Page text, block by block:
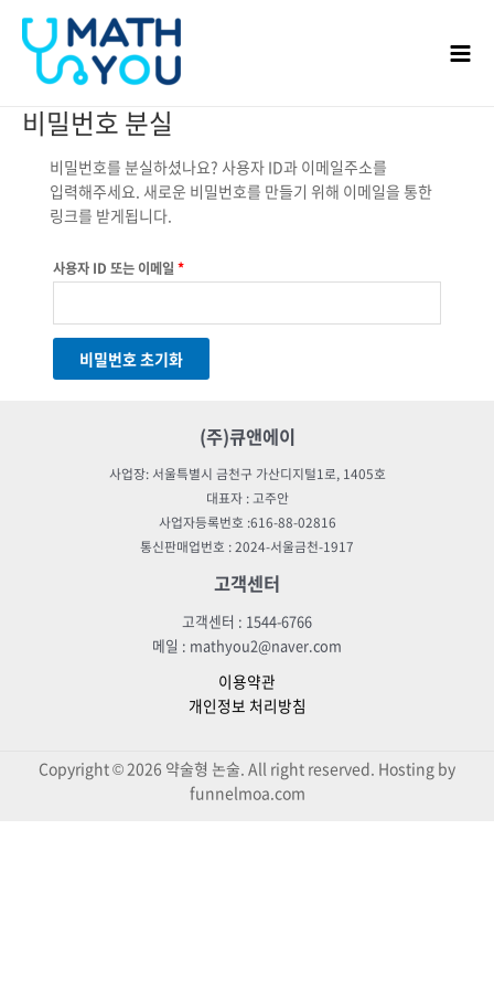
건너뛰기
비밀번호 분실
비밀번호를 분실하셨나요? 사용자 ID과 이메일주소를
입력해주세요. 새로운 비밀번호를 만들기 위해 이메일을 통한
링크를 받게됩니다.
사용자 ID 또는 이메일 *
필수
항목
비밀번호 초기화
(주)큐앤에이
사업장: 서울특별시 금천구 가산디지털1로, 1405호
대표자 : 고주안
사업자등록번호 :616-88-02816
통신판매업번호 : 2024-서울금천-1917
고객센터
고객센터 : 1544-6766
메일 : mathyou2@naver.com
이용약관
개인정보 처리방침
Copyright © 2026 약술형 논술. All right reserved. Hosting by
funnelmoa.com